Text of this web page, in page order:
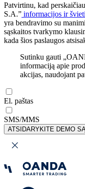
Patvirtinu, kad
S.A.” informacijos ir
yra bendravimo su
sąskaitos tvarkymo
kada šios paslaugos
Sutinku gauti
informaciją apie
akcijas, naudojant
El. paštas
SMS/MMS
ATSIDARYKITE DEMO